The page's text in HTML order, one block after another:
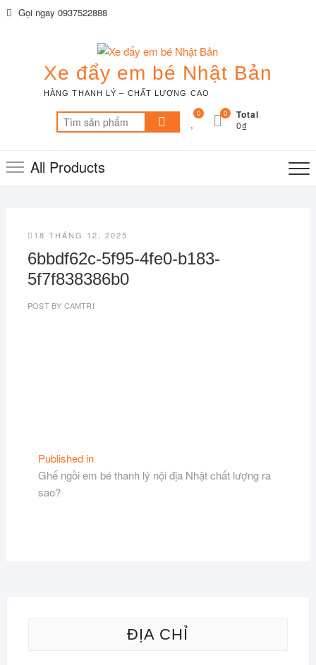
SkipGọi ngay 0937522888
Xe đẩy em bé Nhật Bản
HÀNG THANH LÝ – CHẤT LƯỢNG CAO
Tìm
kiếm:
0 Total
0₫
0
All Products
18 THÁNG 12, 2025
6bbdf62c-5f95-4fe0-b183-
5f7f838386b0
POST BY CAMTRI
Điều
hướng
Published in
Ghế ngồi em bé thanh lý nội địa Nhật chất lượng ra
sao?
ĐỊA CHỈ